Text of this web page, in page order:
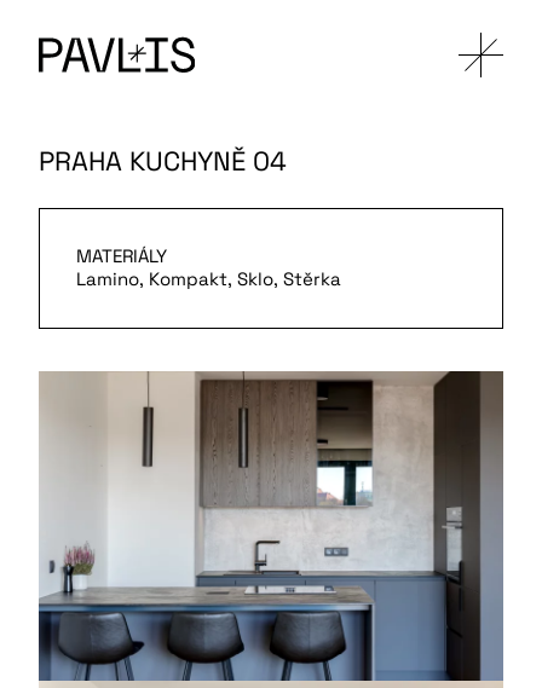
PRAHA KUCHYNĚ 04
MATERIÁLY
Lamino, Kompakt, Sklo, Stěrka